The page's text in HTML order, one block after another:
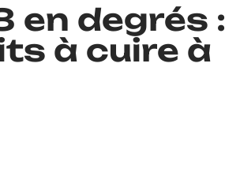
en degrés :
à cuire à